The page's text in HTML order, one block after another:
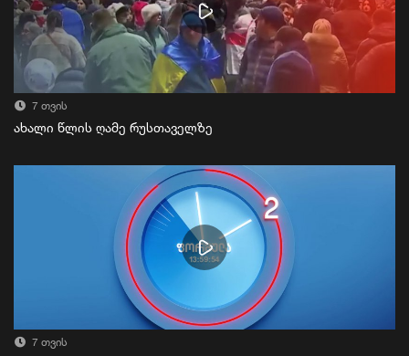
7 თვის
ახალი წლის ღამე რუსთაველზე
7 თვის